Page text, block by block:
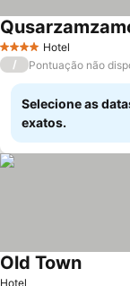
4 EstrelasHotel
/ Pontuação não
Selecione as
exatos.
Hotel
Old TownVer